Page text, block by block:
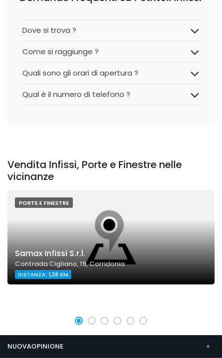
Dove si trova ?
Come si raggiunge ?
Quali sono gli orari di apertura ?
Qual è il numero di telefono ?
Vendita Infissi, Porte e Finestre nelle
vicinanze
PORTE E FINESTRE
Samax Infissi S.r.l.
Contrada Cigliano, 19, Corridonia
DISTANZA: 1,38 KM
NUOVAOPINIONE